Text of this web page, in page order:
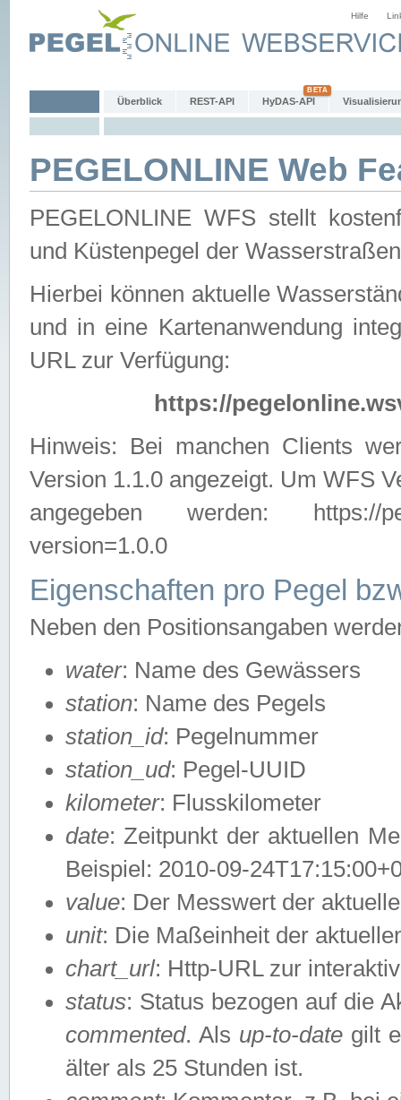
Hilfe
Überblick REST-API HyDAS-API
PEGELONLINE Web
PEGELONLINE WFS stellt
und Küstenpegel der
Hierbei können aktuelle
und in eine Kartenanwendung
URL zur Verfügung:
https://
Hinweis: Bei manchen Clients
Version 1.1.0 angezeigt. Um WFS
angegeben werden: https://
version=1.0.0
Eigenschaften pro Pegel
Neben den Positionsangaben
water: Name des Gewässers
station: Name des Pegels
station_id: Pegelnummer
station_ud: Pegel-UUID
kilometer: Flusskilometer
date: Zeitpunkt der aktuellen
Beispiel: 2010-09-
value: Der Messwert der
unit: Die Maßeinheit der
chart_url: Http-URL zur
status: Status bezogen auf die
commented. Als up-to-date gilt
älter als 25 Stunden ist.